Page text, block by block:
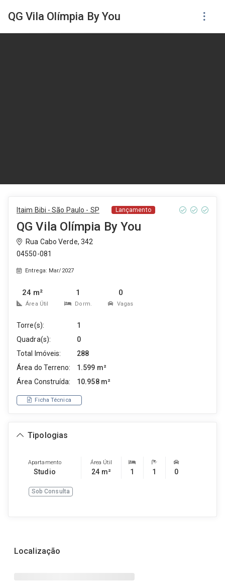
QG Vila Olímpia By You
Itaim Bibi - São Paulo - SP Lançamento
QG Vila Olímpia By You
Rua Cabo Verde, 342
04550-081
Entrega: Mar/2027
24 m²
Área Útil
1
Dorm.
0
Vagas
Torre(s):
1
Quadra(s):
0
Total Imóveis:
288
Área do Terreno:
1.599 m²
Área Construída:
10.958 m²
Ficha Técnica
Tipologias
Apartamento
Studio
Área Útil
24 m² 1 1 0
Sob Consulta
Localização